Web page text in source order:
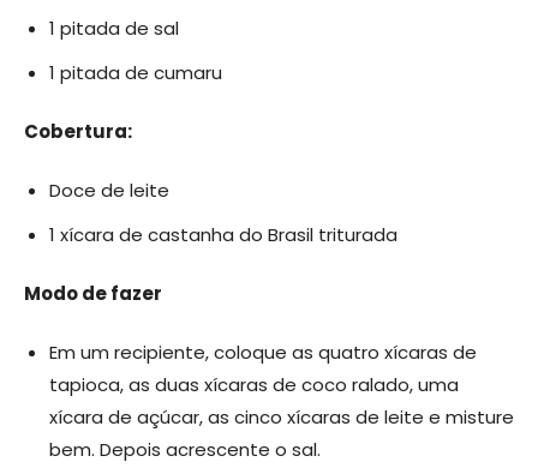
1 pitada de sal
1 pitada de cumaru
Cobertura:
Doce de leite
1 xícara de castanha do Brasil triturada
Modo de fazer
Em um recipiente, coloque as quatro xícaras de
tapioca, as duas xícaras de coco ralado, uma
xícara de açúcar, as cinco xícaras de leite e misture
bem. Depois acrescente o sal.